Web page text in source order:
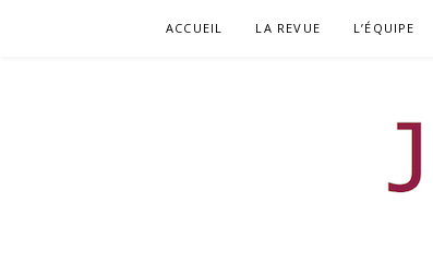
ACCUEIL LA REVUE L’ÉQUIPE